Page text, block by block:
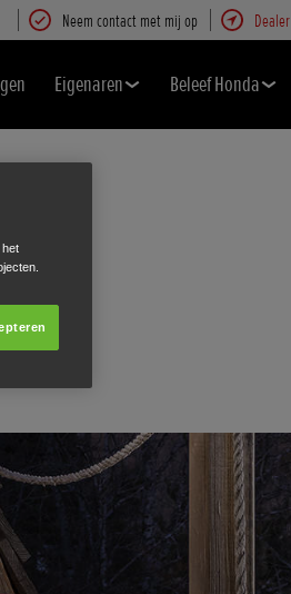
Neem contact met mij op Dealer
Eigenaren Beleef Honda
het